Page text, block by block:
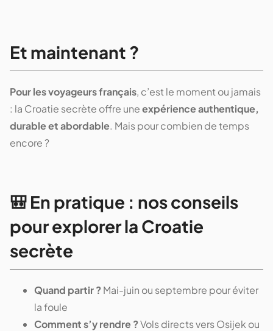
Et maintenant ?
Pour les voyageurs français, c’est le moment ou jamais
: la Croatie secrète offre uneexpérience authentique,
durable et abordable. Mais pour combien de temps
encore ?
🎒 En pratique : nos conseils
pour explorer la Croatie
secrète
Quand partir ?Mai-juin ou septembre pour éviter
la foule
Comment s’y rendre ?Vols directs vers Osijek ou